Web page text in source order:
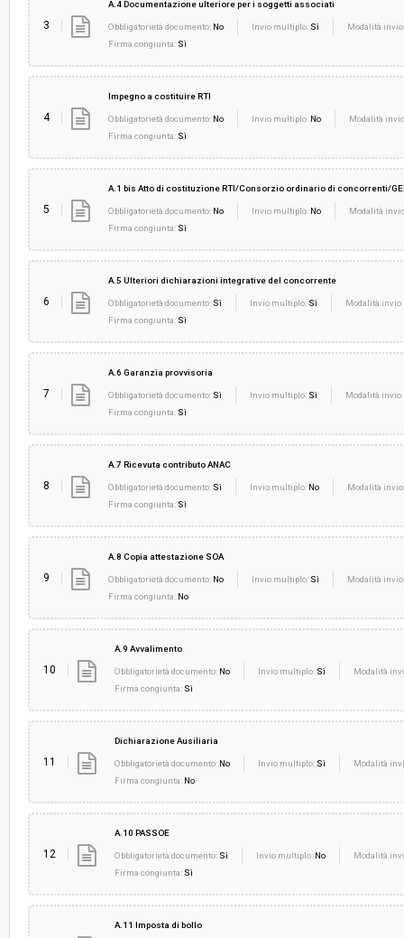
3
A.4 Documentazione ulteriore per i soggetti associati
Obbligatorietà documento: No Invio multiplo: Sì
Modalità
Firma congiunta: Sì
4
Impegno a costituire RTI
Obbligatorietà documento: No Invio multiplo: No
Modalità
Firma congiunta: Sì
5
A.1 bis Atto di costituzione RTI/Consorzio ordinario di concorrenti/
Obbligatorietà documento: No Invio multiplo: No
Modalità
Firma congiunta: Sì
6
A.5 Ulteriori dichiarazioni integrative del concorrente
Obbligatorietà documento: Sì Invio multiplo: Sì
Modalità invio
Firma congiunta: Sì
7
A.6 Garanzia provvisoria
Obbligatorietà documento: Sì Invio multiplo: Sì
Modalità invio
Firma congiunta: Sì
8
A.7 Ricevuta contributo ANAC
Obbligatorietà documento: Sì Invio multiplo: No
Modalità
Firma congiunta: Sì
9
A.8 Copia attestazione SOA
Obbligatorietà documento: No Invio multiplo: Sì
Modalità
Firma congiunta: No
10
A.9 Avvalimento
Obbligatorietà documento: No Invio multiplo: Sì
Modalità
Firma congiunta: Sì
11
Dichiarazione Ausiliaria
Obbligatorietà documento: No Invio multiplo: Sì
Modalità
Firma congiunta: No
12
A.10 PASSOE
Obbligatorietà documento: Sì Invio multiplo: No
Modalità
Firma congiunta: Sì
A.11 Imposta di bollo